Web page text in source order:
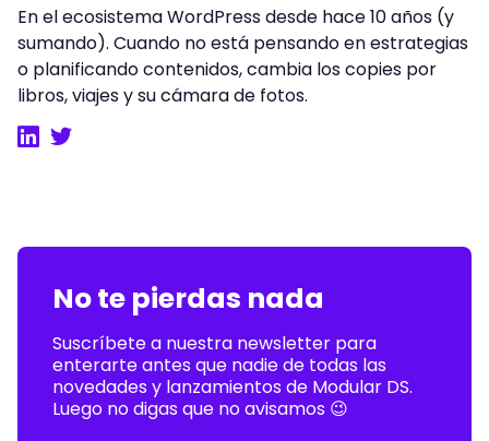
En el ecosistema WordPress desde hace 10 años (y
sumando). Cuando no está pensando en estrategias
o planificando contenidos, cambia los copies por
libros, viajes y su cámara de fotos.
LinkedIn
No te pierdas nada
Suscríbete a nuestra newsletter para
enterarte antes que nadie de todas las
novedades y lanzamientos de Modular DS.
Luego no digas que no avisamos 😉